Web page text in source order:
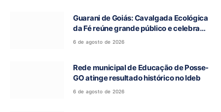
Guarani de Goiás: Cavalgada Ecológica
da Fé reúne grande público e celebra
tradição religiosa
6 de agosto de 2026
Rede municipal de Educação de Posse-
GO atinge resultado histórico no Ideb
6 de agosto de 2026